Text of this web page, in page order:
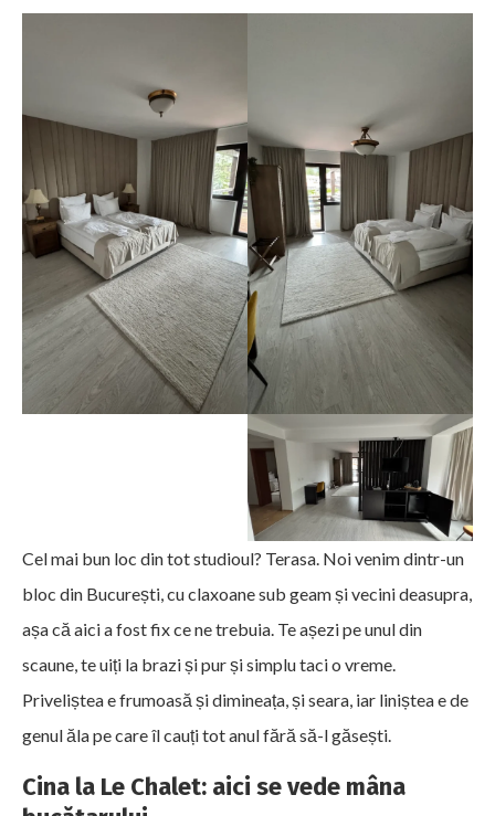
Cel mai bun loc din tot studioul? Terasa. Noi venim dintr-un
bloc din București, cu claxoane sub geam și vecini deasupra,
așa că aici a fost fix ce ne trebuia. Te așezi pe unul din
scaune, te uiți la brazi și pur și simplu taci o vreme.
Priveliștea e frumoasă și dimineața, și seara, iar liniștea e de
genul ăla pe care îl cauți tot anul fără să-l găsești.
Cina la Le Chalet: aici se vede mâna